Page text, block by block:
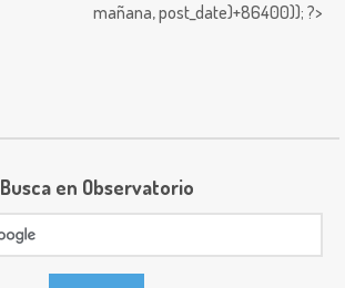
mañana,post_date)+86400)); ?>
Busca en Observatorio